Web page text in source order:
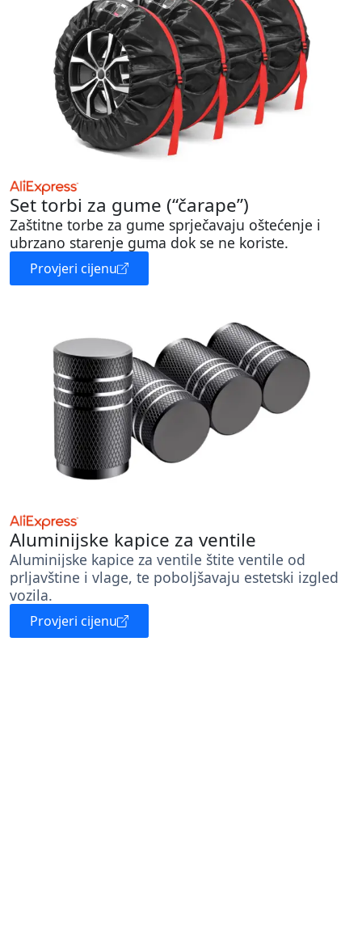
Set torbi za gume (“čarape”)
Zaštitne torbe za gume sprječavaju oštećenje i
ubrzano starenje guma dok se ne koriste.
Provjeri cijenu
Aluminijske kapice za ventile
Aluminijske kapice za ventile štite ventile od
prljavštine i vlage, te poboljšavaju estetski izgled
vozila.
Provjeri cijenu